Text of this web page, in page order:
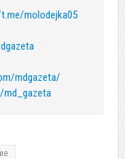
molodejka05
mdgazeta/